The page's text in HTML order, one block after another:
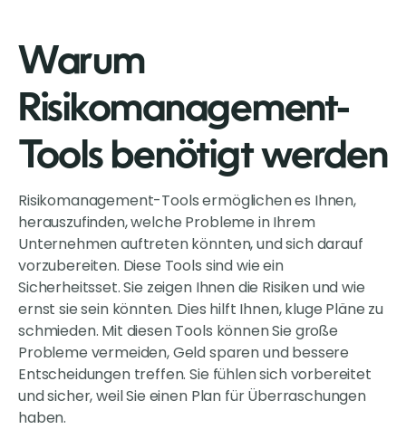
Warum
Risikomanagement-
Tools benötigt werden
Risikomanagement-Tools ermöglichen es Ihnen,
herauszufinden, welche Probleme in Ihrem
Unternehmen auftreten könnten, und sich darauf
vorzubereiten. Diese Tools sind wie ein
Sicherheitsset. Sie zeigen Ihnen die Risiken und wie
ernst sie sein könnten. Dies hilft Ihnen, kluge Pläne zu
schmieden. Mit diesen Tools können Sie große
Probleme vermeiden, Geld sparen und bessere
Entscheidungen treffen. Sie fühlen sich vorbereitet
und sicher, weil Sie einen Plan für Überraschungen
haben.